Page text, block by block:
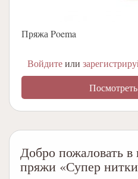
Пряжа Poema
Войдитеили
Добро пожаловать в
пряжи «Супер